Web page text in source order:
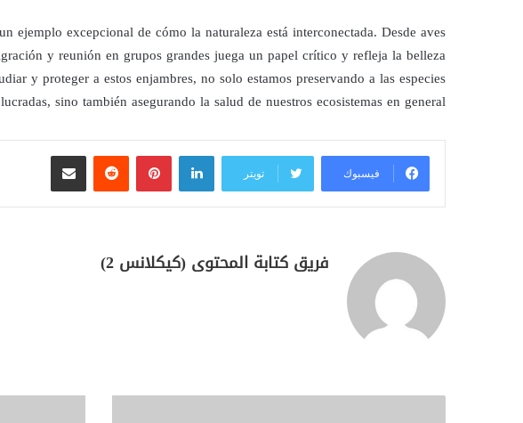
ejemplo excepcional de cómo la naturaleza está interconectada. Desde aves
y reunión en grupos grandes juega un papel crítico y refleja la belleza
y proteger a estos enjambres, no solo estamos preservando a las especies
sino también asegurando la salud de nuestros ecosistemas en general.
فيسبوك تويتر
لينكدإن بينتيريست مشاركة عبر البريد
فريق كتابة المحتوى (كيكلانس 2)